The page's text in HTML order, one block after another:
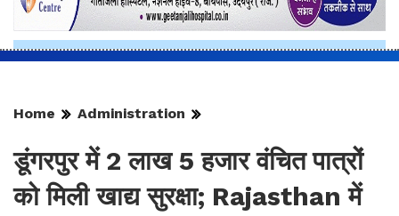
Home Administration
डूंगरपुर में 2 लाख 5 हजार वंचित पात्रों
को मिली खाद्य सुरक्षा; Rajasthan में